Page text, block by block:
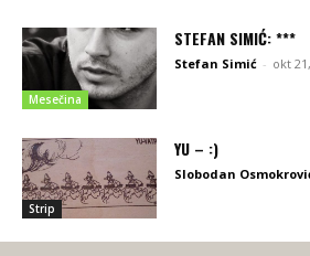
Mesečina
STEFAN SIMIĆ: ***
Stefan Simić - okt
Strip
YU – :)
Slobodan